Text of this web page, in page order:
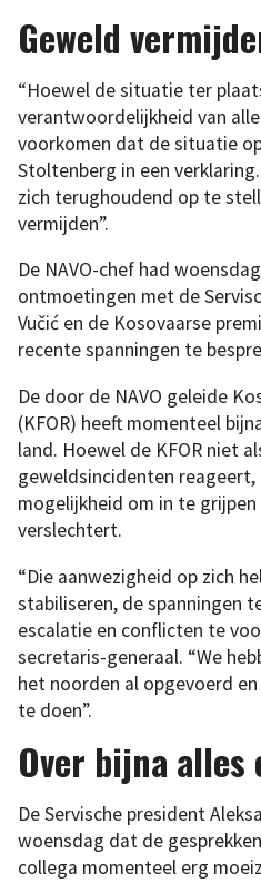
Geweld
“Hoewel de situatie ter
verantwoordelijkheid van
voorkomen dat de situatie
Stoltenberg in een
zich terughoudend op te
vermijden”.
De NAVO-chef had
ontmoetingen met de
Vučić en de Kosovaarse
recente spanningen te
De door de NAVO geleide
(KFOR) heeft momenteel
land. Hoewel de KFOR niet
geweldsincidenten
mogelijkheid om in te
verslechtert.
“Die aanwezigheid op zich
stabiliseren, de spanningen
escalatie en conflicten te
secretaris-generaal. “We
het noorden al opgevoerd
te doen”.
Over bijna alles
De Servische president
woensdag dat de
collega momenteel erg